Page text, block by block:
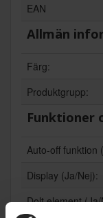
EAN
Allmän
Färg:
Produktgrupp:
Funktioner
Auto-off funktion
Display (Ja/Nej):
Dolt element